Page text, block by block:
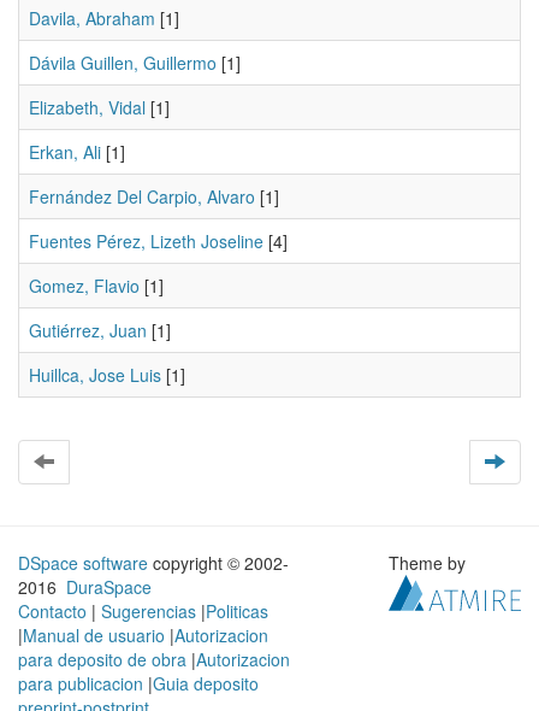
Davila, Abraham [1]
Dávila Guillen, Guillermo [1]
Elizabeth, Vidal [1]
Erkan, Ali [1]
Fernández Del Carpio, Alvaro [1]
Fuentes Pérez, Lizeth Joseline [4]
Gomez, Flavio [1]
Gutiérrez, Juan [1]
Huillca, Jose Luis [1]
DSpace software copyright © 2002-
2016 DuraSpace
Contacto | Sugerencias |Politicas
|Manual de usuario |Autorizacion
para deposito de obra |Autorizacion
para publicacion |Guia deposito
Theme by